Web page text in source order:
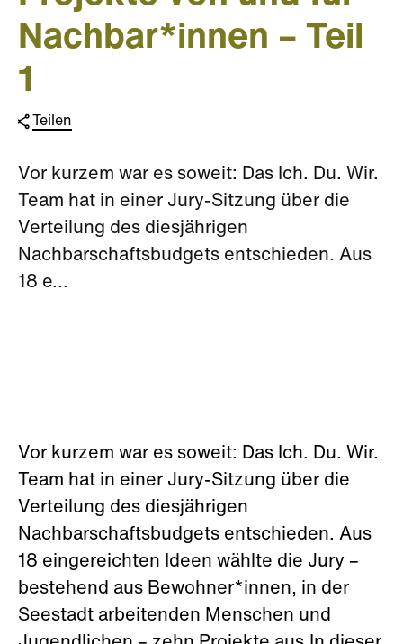
Nachbar*innen – Teil
1
Teilen
Vor kurzem war es soweit: Das Ich. Du. Wir.
Team hat in einer Jury-Sitzung über die
Verteilung des diesjährigen
Nachbarschaftsbudgets entschieden. Aus
18 e...
Vor kurzem war es soweit: Das Ich. Du. Wir.
Team hat in einer Jury-Sitzung über die
Verteilung des diesjährigen
Nachbarschaftsbudgets entschieden. Aus
18 eingereichten Ideen wählte die Jury –
bestehend aus Bewohner*innen, in der
Seestadt arbeitenden Menschen und